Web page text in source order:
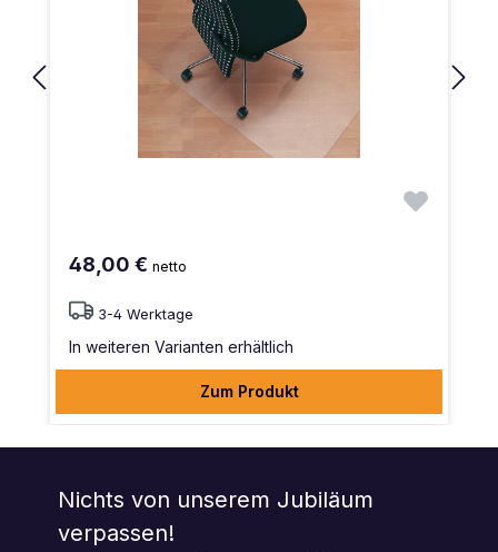
48,00 € netto
3-4 Werktage
In weiteren Varianten erhältlich
Zum Produkt
Nichts von unserem Jubiläum
verpassen!